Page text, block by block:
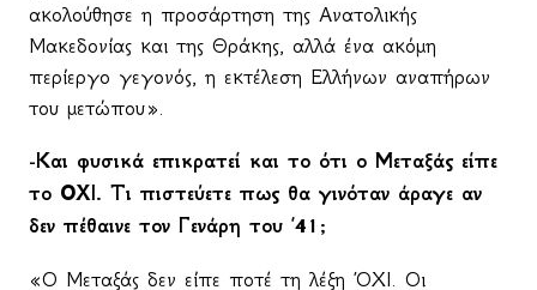
ακολούθησε η προσάρτηση της Ανατολικής
Μακεδονίας και της Θράκης, αλλά ένα ακόμη
περίεργο γεγονός, η εκτέλεση Ελλήνων αναπήρων
του μετώπου».
-Και φυσικά επικρατεί και το ότι ο Μεταξάς είπε
το ΟΧΙ. Τι πιστεύετε πως θα γινόταν άραγε αν
δεν πέθαινε τον Γενάρη του ΄41;
«Ο Μεταξάς δεν είπε ποτέ τη λέξη ΌΧΙ. Οι